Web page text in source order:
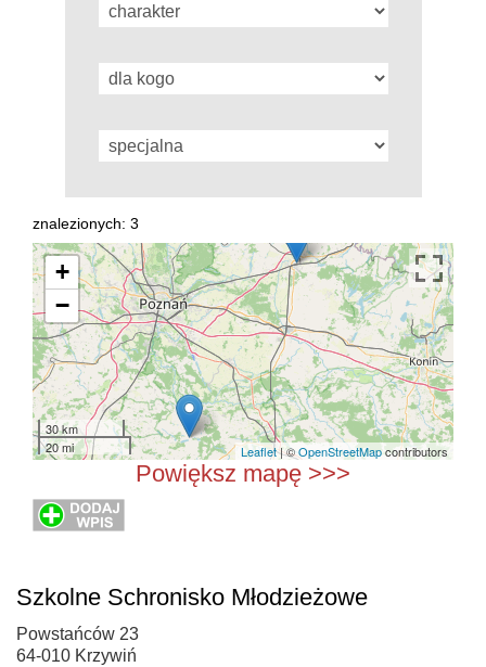
znalezionych: 3
+
−
30 km
20 mi
Leaflet| ©OpenStreetMapcontributors
Powiększ mapę >>>
Szkolne Schronisko Młodzieżowe
Powstańców 23
64-010 Krzywiń